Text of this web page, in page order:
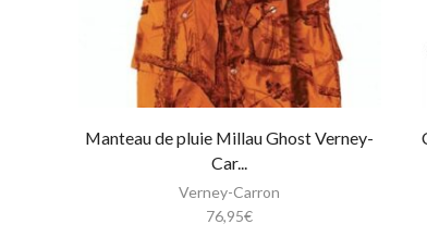
Manteau de pluie Millau Ghost Verney-
Car...
Verney-Carron
76,95€